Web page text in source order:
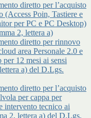
diretto per l’acquisto
(Access Poin, Tastiere e
per PC e PC Desktop)
2, lettera a)
diretto per rinnovo
area Personale 2.0 e
12 mesi ai sensi
a) del D.Lgs.
diretto per l’acquisto
per cappa per
intervento tecnico ai
2, lettera a) del D.Lgs.